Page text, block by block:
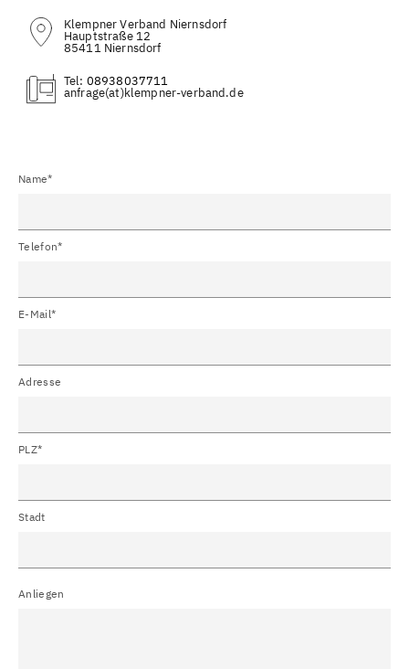
Klempner Verband Niernsdorf
Hauptstraße 12
85411 Niernsdorf
Tel: 08938037711
(at)
Name*
Telefon*
E-Mail*
Adresse
PLZ*
Stadt
Anliegen